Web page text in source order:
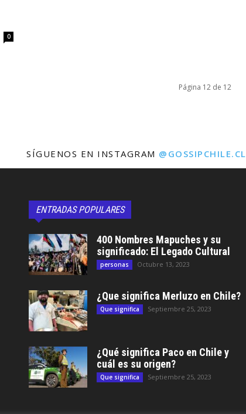
0
Página 12 de 12
SÍGUENOS EN INSTAGRAM @GOSSIPCHILE.CL
ENTRADAS POPULARES
400 Nombres Mapuches y su
significado: El Legado Cultural
personas Octubre 13, 2023
¿Que significa Merluzo en Chile?
Que significa Septiembre 25, 2023
¿Qué significa Paco en Chile y
cuál es su origen?
Que significa Septiembre 25, 2023